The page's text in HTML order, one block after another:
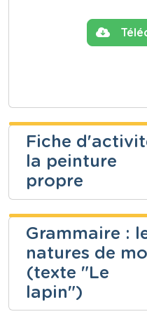
Fiche
la peinture
propre
Niveau
Secondaire
Cours
Puériculture
Grammaire :
natures de
(texte "Le
lapin")